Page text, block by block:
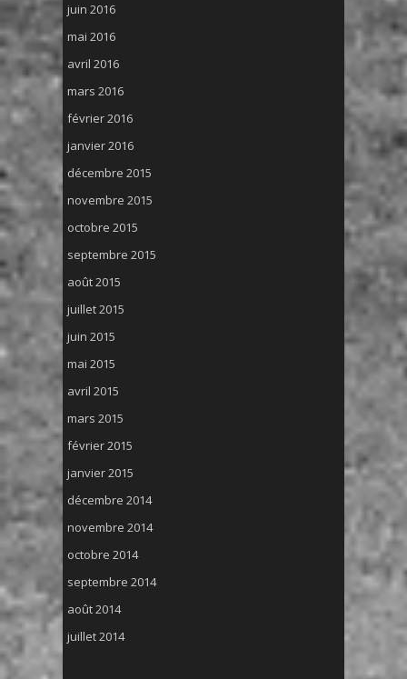
juin 2016
mai 2016
avril 2016
mars 2016
février 2016
janvier 2016
décembre 2015
novembre 2015
octobre 2015
septembre 2015
août 2015
juillet 2015
juin 2015
mai 2015
avril 2015
mars 2015
février 2015
janvier 2015
décembre 2014
novembre 2014
octobre 2014
septembre 2014
août 2014
juillet 2014